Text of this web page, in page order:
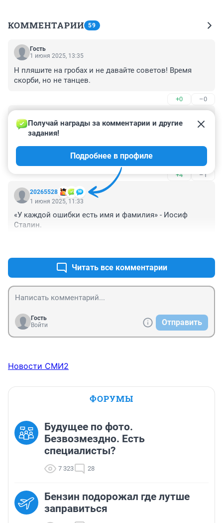
КОММЕНТАРИИ 59
Гость
1 июня 2025, 13:35
Н пляшите на гробах и не давайте советов! Время
скорби, но не танцев.
+0 –0
1 июня 2025, 11:37
Да в принципе по фото всё понятно: очередной
водятел на большегрузе (стоит на рухнувшей части
моста) решил проскочить по мосту/путепроводу
проигнорировав предупреждающий знак о его
предельной грузоподъёмности.
+4 –1
20265528
Получай награды за комментарии и другие
задания!
Подробнее в профиле
1 июня 2025, 11:33
«У каждой ошибки есть имя и фамилия» - Иосиф
Сталин.
Читать все комментарии
Гость
Войти
Отправить
Новости СМИ2
ФОРУМЫ
Будущее по фото.
Безвозмездно. Есть
специалисты?
7 323 28
Бензин подорожал где лутше
заправиться